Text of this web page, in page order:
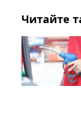
Читайте